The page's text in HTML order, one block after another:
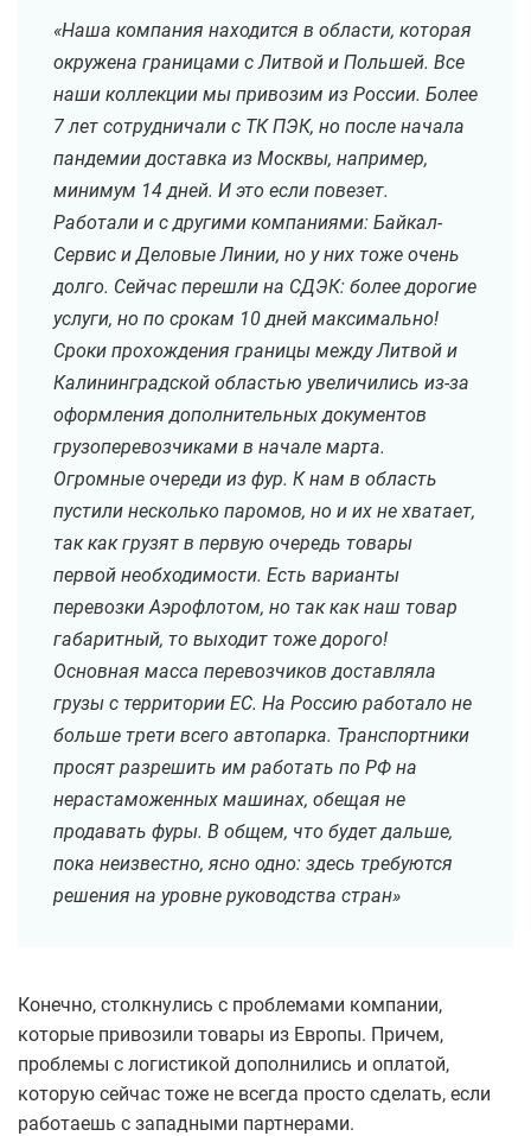
«Наша компания находится в области, которая
окружена границами с Литвой и Польшей. Все
наши коллекции мы привозим из России. Более
7 лет сотрудничали с ТК ПЭК, но после начала
пандемии доставка из Москвы, например,
минимум 14 дней. И это если повезет.
Работали и с другими компаниями: Байкал-
Сервис и Деловые Линии, но у них тоже очень
долго. Сейчас перешли на СДЭК: более дорогие
услуги, но по срокам 10 дней максимально!
Сроки прохождения границы между Литвой и
Калининградской областью увеличились из-за
оформления дополнительных документов
грузоперевозчиками в начале марта.
Огромные очереди из фур. К нам в область
пустили несколько паромов, но и их не хватает,
так как грузят в первую очередь товары
первой необходимости. Есть варианты
перевозки Аэрофлотом, но так как наш товар
габаритный, то выходит тоже дорого!
Основная масса перевозчиков доставляла
грузы с территории ЕС. На Россию работало не
больше трети всего автопарка. Транспортники
просят разрешить им работать по РФ на
нерастаможенных машинах, обещая не
продавать фуры. В общем, что будет дальше,
пока неизвестно, ясно одно: здесь требуются
решения на уровне руководства стран»
Конечно, столкнулись с проблемами компании,
которые привозили товары из Европы. Причем,
проблемы с логистикой дополнились и оплатой,
которую сейчас тоже не всегда просто сделать, если
работаешь с западными партнерами.